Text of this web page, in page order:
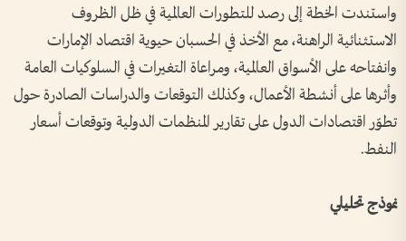
واستندت الخطة إلى رصد للتطورات العالمية في ظل الظروف
الاستثنائية الراهنة، مع الأخذ في الحسبان حيوية اقتصاد الإمارات
وانفتاحه على الأسواق العالمية، ومراعاة التغيرات في السلوكيات العامة
وأثرها على أنشطة الأعمال، وكذلك التوقعات والدراسات الصادرة حول
تطوّر اقتصادات الدول على تقارير المنظمات الدولية وتوقعات أسعار
النفط.
نموذج تحليلي